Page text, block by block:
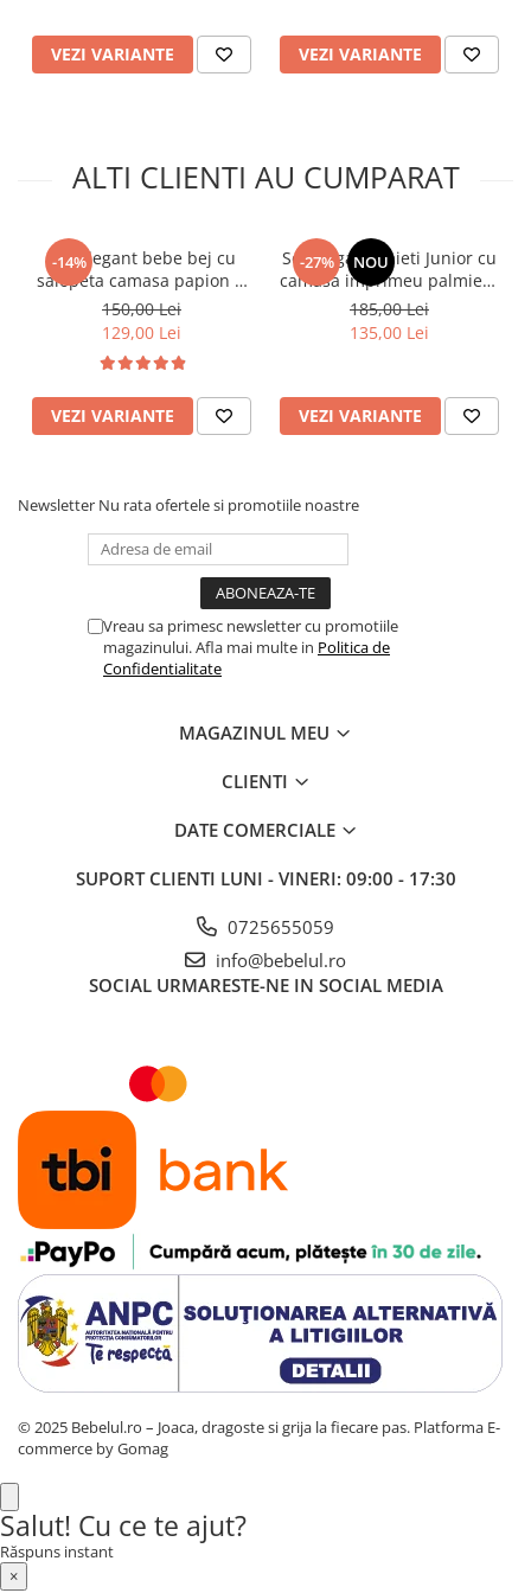
VEZI VARIANTE VEZI VARIANTE
ALTI CLIENTI AU CUMPARAT
-14%
Set elegant bebe bej cu
salopeta camasa papion si
palarie 6-24 luni
150,00 Lei
129,00 Lei
VEZI VARIANTE
-27% NOU
Set elegant baieti Junior cu
camasa imprimeu palmieri,
tricou si bermude
185,00 Lei
135,00 Lei
VEZI VARIANTE
Newsletter Nu rata ofertele si promotiile noastre
Vreau sa primesc newsletter cu promotiile
magazinului. Afla mai multe in Politica de
Confidentialitate
MAGAZINUL MEU
CLIENTI
DATE COMERCIALE
SUPORT CLIENTI LUNI - VINERI: 09:00 - 17:30
0725655059
info@bebelul.ro
SOCIAL URMARESTE-NE IN SOCIAL MEDIA
© 2025 Bebelul.ro – Joaca, dragoste si grija la fiecare pas. Platforma E-
commerce by Gomag
Salut! Cu ce te ajut?
Răspuns instant
×